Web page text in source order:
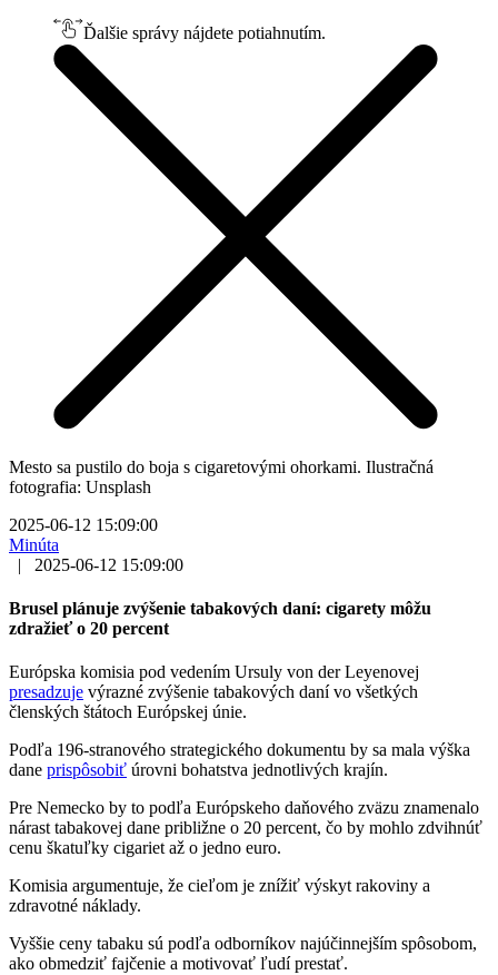
Ďalšie správy nájdete potiahnutím.
Mesto sa pustilo do boja s cigaretovými ohorkami. Ilustračná
fotografia: Unsplash
2025-06-12 15:09:00
Minúta
|
2025-06-12 15:09:00
Brusel plánuje zvýšenie tabakových daní: cigarety môžu
zdražieť o 20 percent
Európska komisia pod vedením Ursuly von der Leyenovej
presadzuje výrazné zvýšenie tabakových daní vo všetkých
členských štátoch Európskej únie.
Podľa 196-stranového strategického dokumentu by sa mala výška
dane prispôsobiť úrovni bohatstva jednotlivých krajín.
Pre Nemecko by to podľa Európskeho daňového zväzu znamenalo
nárast tabakovej dane približne o 20 percent, čo by mohlo zdvihnúť
cenu škatuľky cigariet až o jedno euro.
Komisia argumentuje, že cieľom je znížiť výskyt rakoviny a
zdravotné náklady.
Vyššie ceny tabaku sú podľa odborníkov najúčinnejším spôsobom,
ako obmedziť fajčenie a motivovať ľudí prestať.